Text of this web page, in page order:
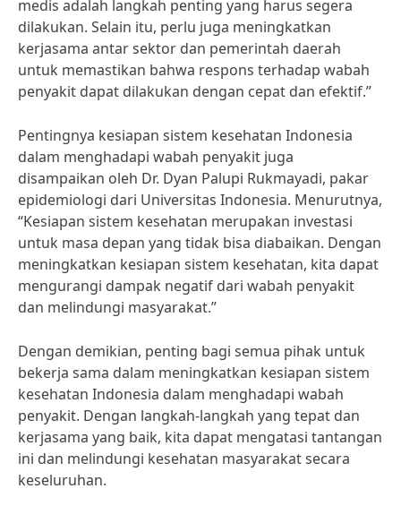
medis adalah langkah penting yang harus segera
dilakukan. Selain itu, perlu juga meningkatkan
kerjasama antar sektor dan pemerintah daerah
untuk memastikan bahwa respons terhadap wabah
penyakit dapat dilakukan dengan cepat dan efektif.”
Pentingnya kesiapan sistem kesehatan Indonesia
dalam menghadapi wabah penyakit juga
disampaikan oleh Dr. Dyan Palupi Rukmayadi, pakar
epidemiologi dari Universitas Indonesia. Menurutnya,
“Kesiapan sistem kesehatan merupakan investasi
untuk masa depan yang tidak bisa diabaikan. Dengan
meningkatkan kesiapan sistem kesehatan, kita dapat
mengurangi dampak negatif dari wabah penyakit
dan melindungi masyarakat.”
Dengan demikian, penting bagi semua pihak untuk
bekerja sama dalam meningkatkan kesiapan sistem
kesehatan Indonesia dalam menghadapi wabah
penyakit. Dengan langkah-langkah yang tepat dan
kerjasama yang baik, kita dapat mengatasi tantangan
ini dan melindungi kesehatan masyarakat secara
keseluruhan.